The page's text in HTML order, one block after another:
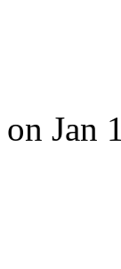
on Jan